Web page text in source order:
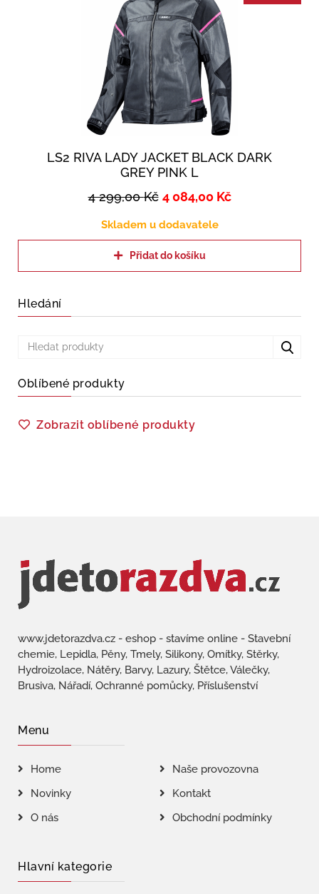
LS2 RIVA LADY JACKET BLACK DARK
GREY PINK L
4 299,00Kč 4 084,00 Kč
Skladem u dodavatele
Přidat do košíku
Hledání
Oblíbené produkty
Zobrazit oblíbené produkty
www.jdetorazdva.cz - eshop - stavíme online - Stavební
chemie, Lepidla, Pěny, Tmely, Silikony, Omítky, Stěrky,
Hydroizolace, Nátěry, Barvy, Lazury, Štětce, Válečky,
Brusiva, Nářadí, Ochranné pomůcky, Příslušenství
Menu
Home
Naše provozovna
Novinky
Kontakt
O nás
Obchodní podmínky
Hlavní kategorie